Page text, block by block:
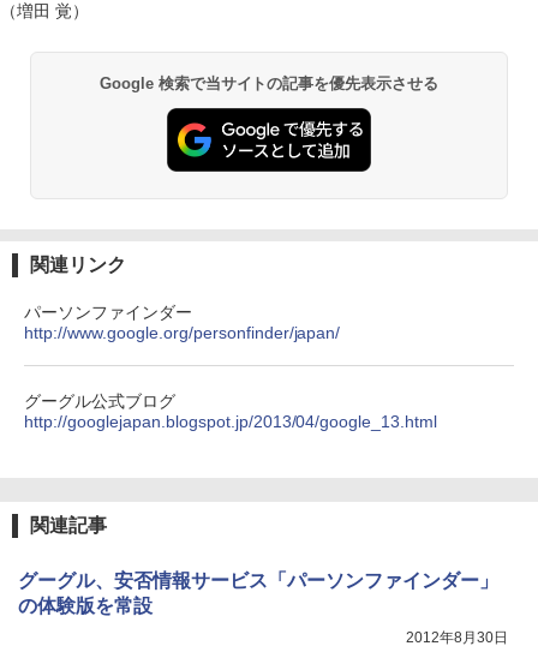
（増田 覚）
Google 検索で当サイトの記事を優先表示させる
関連リンク
パーソンファインダー
http://www.google.org/personfinder/japan/
グーグル公式ブログ
http://googlejapan.blogspot.jp/2013/04/google_13.html
関連記事
グーグル、安否情報サービス「パーソンファインダー」
の体験版を常設
2012年8月30日